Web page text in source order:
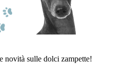
novità sulle dolci zampette!